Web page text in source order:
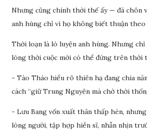
Nhưng cũng chính thời thế ấy — đã chôn
anh hùng chỉ vì họ không biết thuận theo
Thời loạn là lò luyện anh hùng. Nhưng
lòng thời cuộc mới có thể đứng trên thời
- Tào Tháo hiểu rõ thiên hạ đang chia
cách “giữ Trung Nguyên mà chờ thời
- Lưu Bang vốn xuất thân thấp hèn,
lòng người, tập hợp hiền sĩ, nhẫn nhịn